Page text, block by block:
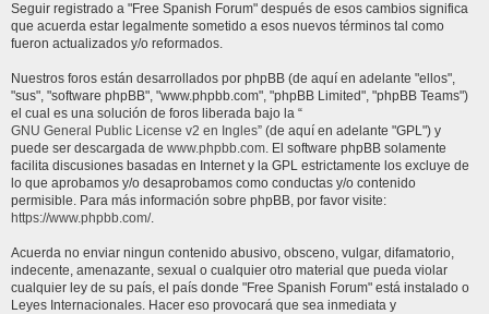
Seguir registrado a "Free Spanish Forum" después de esos cambios significa
que acuerda estar legalmente sometido a esos nuevos términos tal como
fueron actualizados y/o reformados.
Nuestros foros están desarrollados por phpBB (de aquí en adelante "ellos",
"sus", "software phpBB", "www.phpbb.com", "phpBB Limited", "phpBB Teams")
el cual es una solución de foros liberada bajo la “
GNU General Public License v2 en Ingles” (de aquí en adelante "GPL") y
puede ser descargada de www.phpbb.com. El software phpBB solamente
facilita discusiones basadas en Internet y la GPL estrictamente los excluye de
lo que aprobamos y/o desaprobamos como conductas y/o contenido
permisible. Para más información sobre phpBB, por favor visite:
https://www.phpbb.com/.
Acuerda no enviar ningun contenido abusivo, obsceno, vulgar, difamatorio,
indecente, amenazante, sexual o cualquier otro material que pueda violar
cualquier ley de su país, el país donde "Free Spanish Forum" está instalado o
Leyes Internacionales. Hacer eso provocará que sea inmediata y